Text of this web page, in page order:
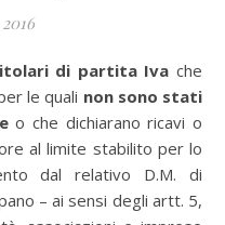
titolari di partita Ivache
le quali non sono stati
o che dichiarano ricavi o
al limite stabilito per lo
dal relativo D.M. di
– ai sensi degli artt. 5,